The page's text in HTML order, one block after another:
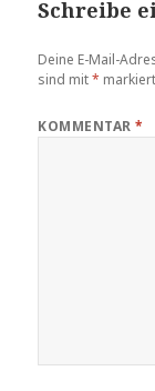
Schreibe
Deine E-Mail-
sind mit* markiert
KOMMENTAR*